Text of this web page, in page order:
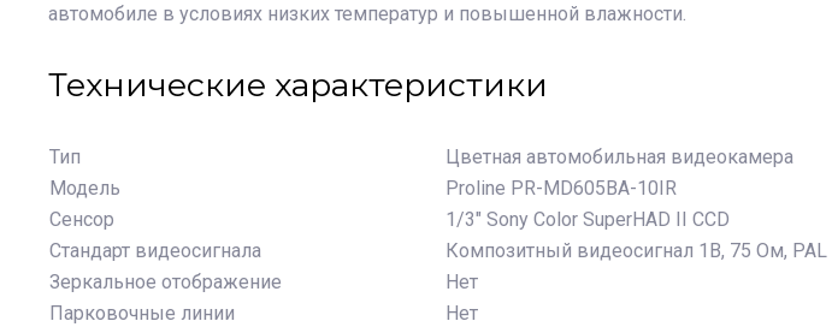
автомобиле в условиях низких температур и повышенной влажности.
Технические характеристики
Тип
Цветная автомобильная видеокамера
Модель
Proline PR-MD605BA-10IR
Сенсор
1/3" Sony Color SuperHAD II CCD
Стандарт видеосигнала
Композитный видеосигнал 1В, 75 Ом, PAL
Зеркальное отображение
Нет
Парковочные линии
Нет